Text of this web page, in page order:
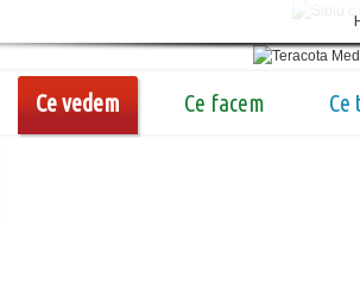
Ce vedem Ce facem Ce